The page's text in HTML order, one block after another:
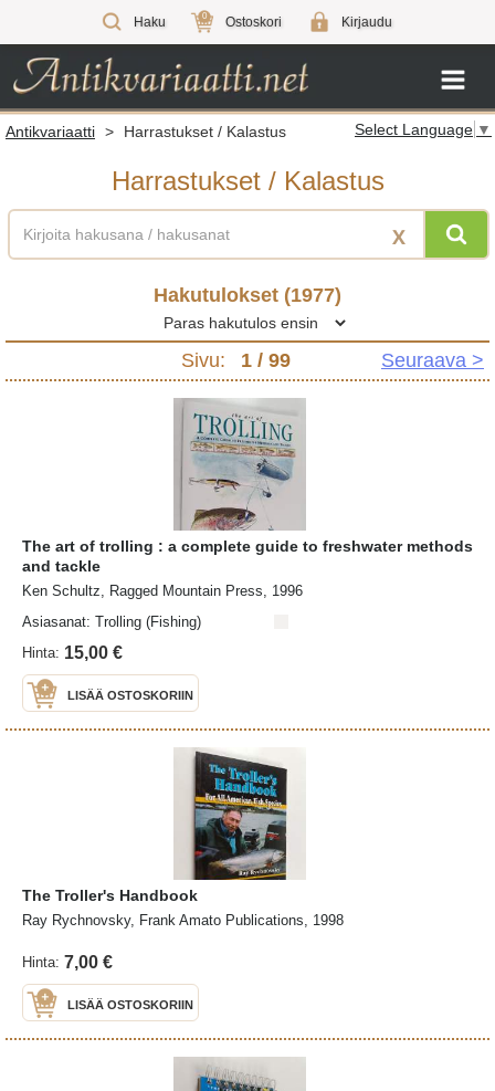
Haku 0 Ostoskori Kirjaudu
Select Language ▼
Antikvariaatti > Harrastukset / Kalastus
Harrastukset / Kalastus
X
Hakutulokset (1977)
Sivu: 1 / 99 Seuraava >
The art of trolling : a complete guide to freshwater methods
and tackle
Ken Schultz, Ragged Mountain Press, 1996
Asiasanat: Trolling (Fishing)
Hinta: 15,00 €
LISÄÄ OSTOSKORIIN
The Troller's Handbook
Ray Rychnovsky, Frank Amato Publications, 1998
Hinta: 7,00 €
LISÄÄ OSTOSKORIIN